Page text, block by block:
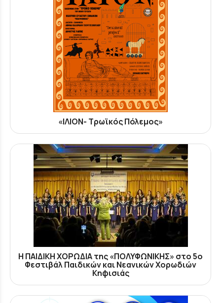
«ΙΛΙΟΝ- Τρωϊκός Πόλεμος»
Η ΠΑΙΔΙΚΗ ΧΟΡΩΔΙΑ της «ΠΟΛΥΦΩΝΙΚΗΣ» στο 5ο
Φεστιβάλ Παιδικών και Νεανικών Χορωδιών
Κηφισιάς